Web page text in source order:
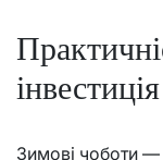
Зимові чоботи —